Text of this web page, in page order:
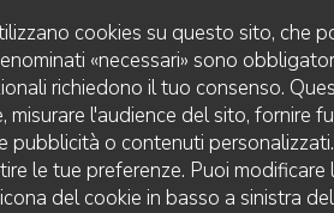
cookies su questo sito, che
«necessari» sono
richiedono il tuo consenso.
misurare l'audience del sito, fornire
pubblicità o contenuti
le tue preferenze. Puoi
del cookie in basso a sinistra
Très bon rapport qualité prix
Servizio:5/5 Atmosfera: 5/5 Cucina: 5/5